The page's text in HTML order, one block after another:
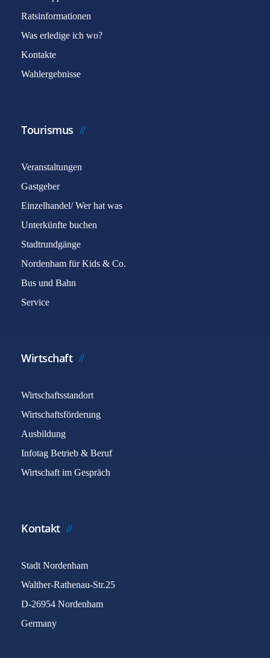
Ratsinformationen
Was erledige ich wo?
Kontakte
Wahlergebnisse
Tourismus
Veranstaltungen
Gastgeber
Einzelhandel/ Wer hat was
Unterkünfte buchen
Stadtrundgänge
Nordenham für Kids & Co.
Bus und Bahn
Service
Wirtschaft
Wirtschaftsstandort
Wirtschaftsförderung
Ausbildung
Infotag Betrieb & Beruf
Wirtschaft im Gespräch
Kontakt
Stadt Nordenham
Walther-Rathenau-Str.25
D-26954 Nordenham
Germany